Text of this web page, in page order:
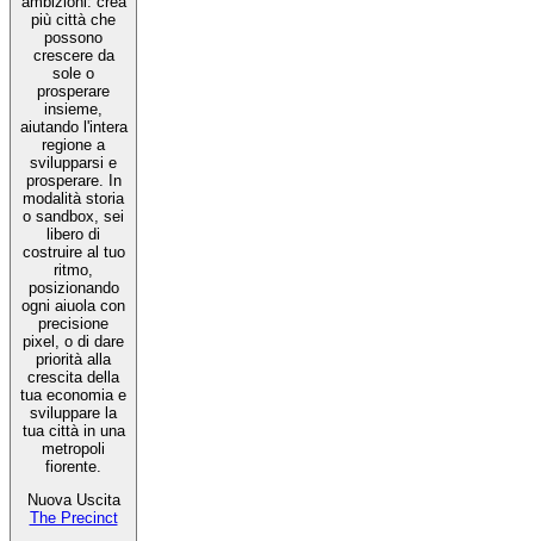
più città che
possono
crescere da
sole o
prosperare
insieme,
aiutando l'intera
regione a
svilupparsi e
prosperare. In
modalità storia
o sandbox, sei
libero di
costruire al tuo
ritmo,
posizionando
ogni aiuola con
precisione
pixel, o di dare
priorità alla
crescita della
tua economia e
sviluppare la
tua città in una
metropoli
fiorente.
Nuova Uscita
The Precinct